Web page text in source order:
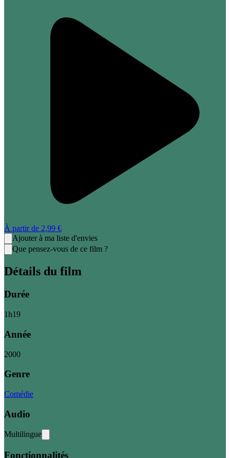
À partir de 2,99 €
Ajouter à ma liste d'envies
Que pensez-vous de ce film ?
Détails du film
Durée
1h19
Année
2000
Genre
Comédie
Audio
Multilingue
Fonctionnalités